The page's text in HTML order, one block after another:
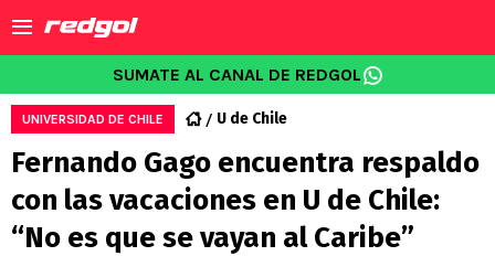
SUMATE AL CANAL DE REDGOL
UNIVERSIDAD DE CHILE U de Chile
Fernando Gago encuentra respaldo
con las vacaciones en U de Chile:
“No es que se vayan al Caribe”